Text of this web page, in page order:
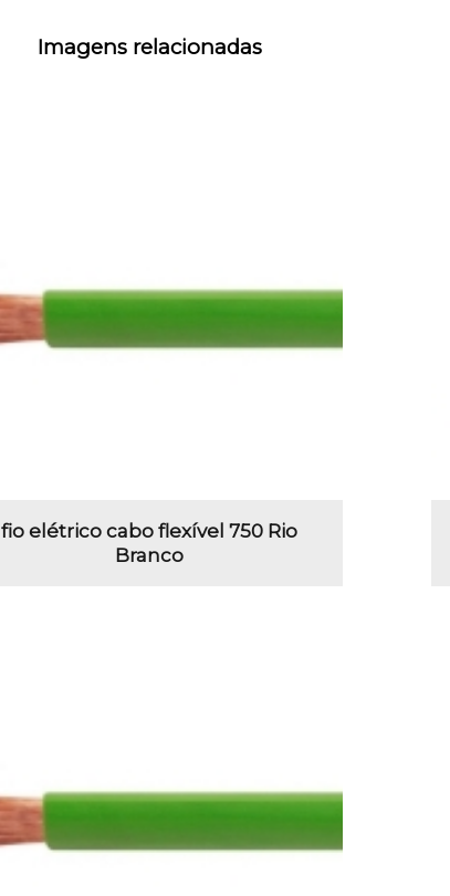
Imagens relacionadas
fio elétrico cabo flexível 750 Rio
Branco